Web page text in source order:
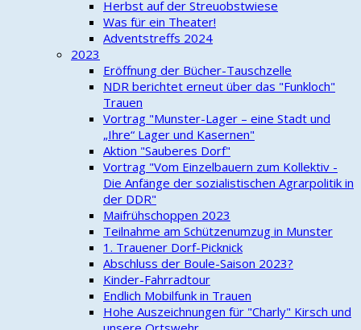
Herbst auf der Streuobstwiese
Was für ein Theater!
Adventstreffs 2024
2023
Eröffnung der Bücher-Tauschzelle
NDR berichtet erneut über das "Funkloch"
Trauen
Vortrag "Munster-Lager – eine Stadt und
„Ihre“ Lager und Kasernen"
Aktion "Sauberes Dorf"
Vortrag "Vom Einzelbauern zum Kollektiv -
Die Anfänge der sozialistischen Agrarpolitik in
der DDR"
Maifrühschoppen 2023
Teilnahme am Schützenumzug in Munster
1. Trauener Dorf-Picknick
Abschluss der Boule-Saison 2023?
Kinder-Fahrradtour
Endlich Mobilfunk in Trauen
Hohe Auszeichnungen für "Charly" Kirsch und